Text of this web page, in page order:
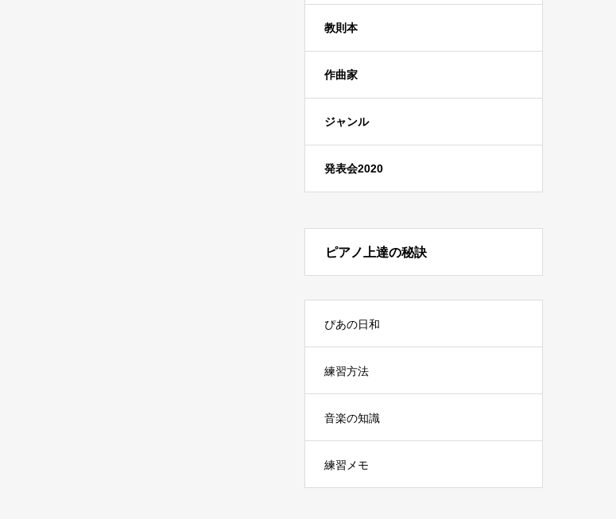
教則本
作曲家
ジャンル
発表会2020
ピアノ上達の秘訣
ぴあの日和
練習方法
音楽の知識
練習メモ